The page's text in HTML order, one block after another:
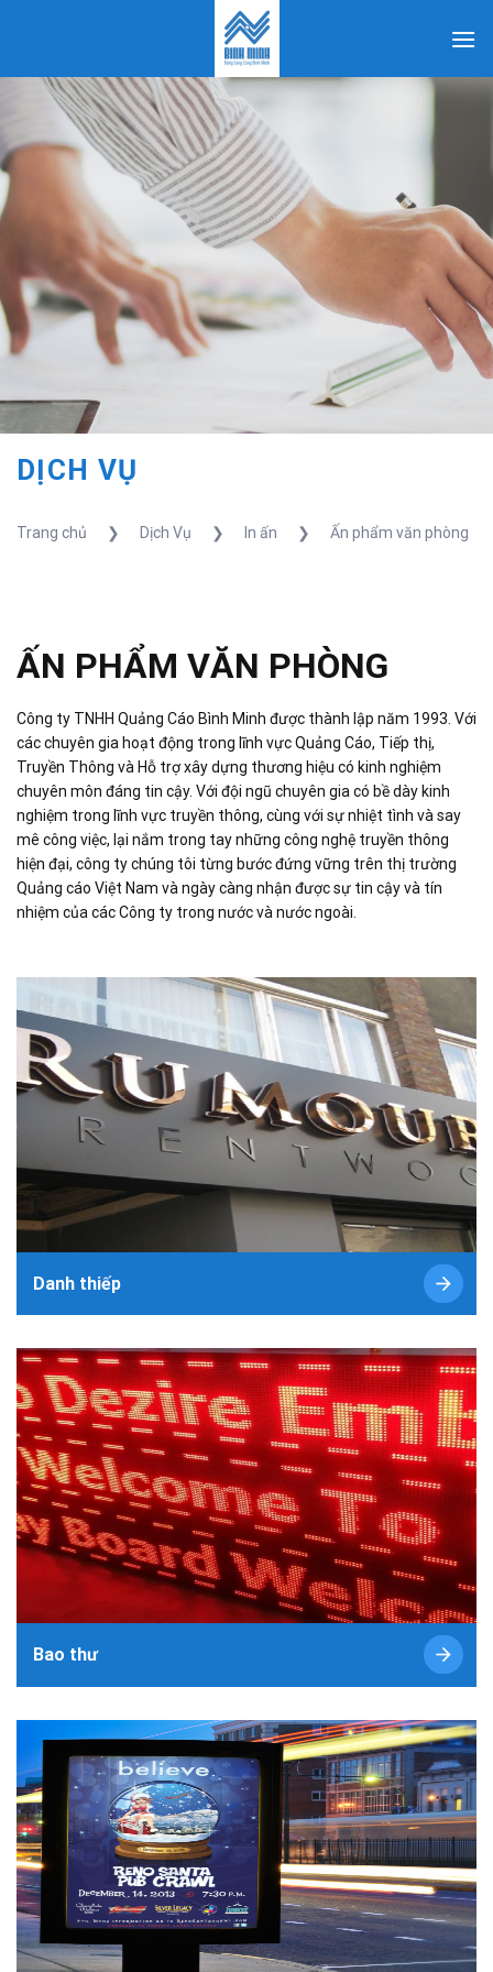
DỊCH VỤ
Trang chủ ❯ Dịch Vụ ❯ In ấn ❯ Ấn phẩm văn phòng
ẤN PHẨM VĂN PHÒNG
Công ty TNHH Quảng Cáo Bình Minh được thành lập năm 1993. Với
các chuyên gia hoạt động trong lĩnh vực Quảng Cáo, Tiếp thị,
Truyền Thông và Hỗ trợ xây dựng thương hiệu có kinh nghiệm
chuyên môn đáng tin cậy. Với đội ngũ chuyên gia có bề dày kinh
nghiệm trong lĩnh vực truyền thông, cùng với sự nhiệt tình và say
mê công việc, lại nắm trong tay những công nghệ truyền thông
hiện đại, công ty chúng tôi từng bước đứng vững trên thị trường
Quảng cáo Việt Nam và ngày càng nhận được sự tin cậy và tín
nhiệm của các Công ty trong nước và nước ngoài.
Danh thiếp
Bao thư